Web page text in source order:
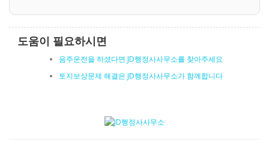
도움이 필요하시면
음주운전을 하셨다면 JD행정사사무소를 찾아주세요
토지보상문제 해결은 JD행정사사무소가 함께합니다